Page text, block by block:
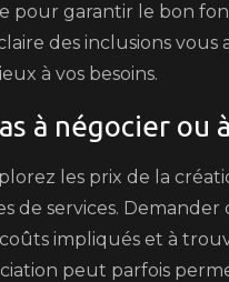
pour garantir le bon
des inclusions vous
à vos besoins.
à négocier ou
les prix de la
de services.
impliqués et à
peut parfois